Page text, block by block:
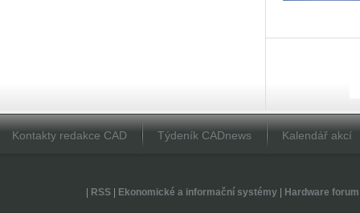
Kontakty redakce CAD Týdeník CADnews Kalendář akcí
RSS| Ekonomické a informační systémy| Hardware forum